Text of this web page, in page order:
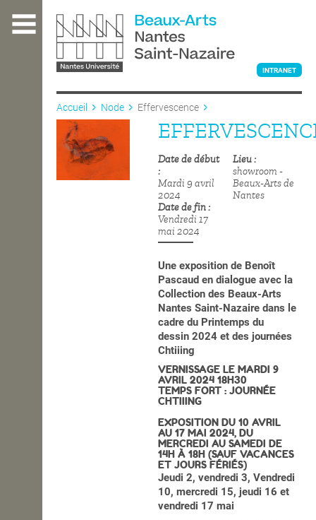
contenu
L'ÉCOLE
INTRANET
Accueil Node Effervescence
Date de début
Mardi 9 avril
2024
Date de fin
Vendredi 17
mai 2024
Lieu
showroom -
Beaux-Arts de
Nantes
Une exposition de Benoît
Pascaud en dialogue avec la
Collectiondes Beaux-Arts
Nantes Saint-Nazaire dans le
cadre du Printemps du
dessin 2024 et des journées
Chtiiing
VERNISSAGE LE MARDI 9
AVRIL 2024 18H30
TEMPS FORT : JOURNÉE
CHTIIING
EXPOSITION DU 10 AVRIL
AU 17 MAI 2024,DU
MERCREDI AU SAMEDI DE
14H À 18H (SAUF VACANCES
ET JOURS FÉRIÉS)
Jeudi 2, vendredi 3,Vendredi
10, mercredi 15, jeudi 16 et
vendredi 17 mai